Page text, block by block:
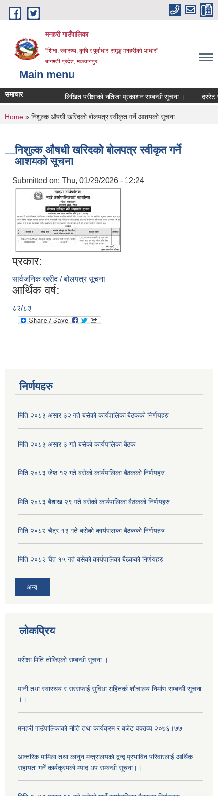
Skip to main content
मनहरी गाउँपालिका
"शिक्षा, स्वास्थ्य, कृषि र पूर्वाधार; समृद्ध मनहरीको आधार"
बागमती प्रदेश, मकवानपुर
Main menu
समाचार लिखित परीक्षाको नतिजा प्रकाशन सम्बन्धी सूचना । दररेट पेश
You are here
Home » निशुल्क औषधी खरिदको बोलपत्र स्वीकृत गर्ने आशयको सूचना
निशुल्क औषधी खरिदको बोलपत्र स्वीकृत गर्ने
आशयको सूचना
Submitted on: Thu, 01/29/2026 - 12:24
प्रकार:
सार्वजनिक खरीद / बोलपत्र सूचना
आर्थिक वर्ष:
८२/८३
निर्णयहरु
मिति २०८३ असार ३२ गते बसेको कार्यपालिका बैठकको निर्णयहरु
मिति २०८३ असार ३ गते बसेको कार्यपालिका बैठक
मिति २०८३ जेष्ठ १२ गते बसेको कार्यपालिका बैठकको निर्णयहरु
मिति २०८३ बैशाख २९ गते बसेको कार्यपालिका बैठकको निर्णयहरु
मिति २०८२ चैत्र १३ गते बसेको कार्यपालका बैठकको निर्णयहरु
मिति २०८२ चैत १५ गते बसेको कार्यपालिका बैठकको निर्णयहरु
अन्य
लोकप्रिय
परीक्षा मिति तोकिएको सम्बन्धी सूचना ।
पानी तथा स्वास्थय र सरसफाई सुविधा सहितको शौचालय निर्माण सम्बन्धी सूचना
।।
मनहरी गाउँपालिकाको नीति तथा कार्यक्रम र बजेट वक्तव्य २०७६।७७
आन्तरिक मामिला तथा कानुन मन्त्रालयको द्वन्द्व प्रभावित परिवारलाई आर्थिक
सहायता गर्ने कार्यक्रमको म्याद थप सम्बन्धी सूचना।।